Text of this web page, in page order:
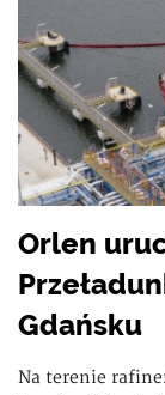
Orlen
Gdańsku
Na terenie